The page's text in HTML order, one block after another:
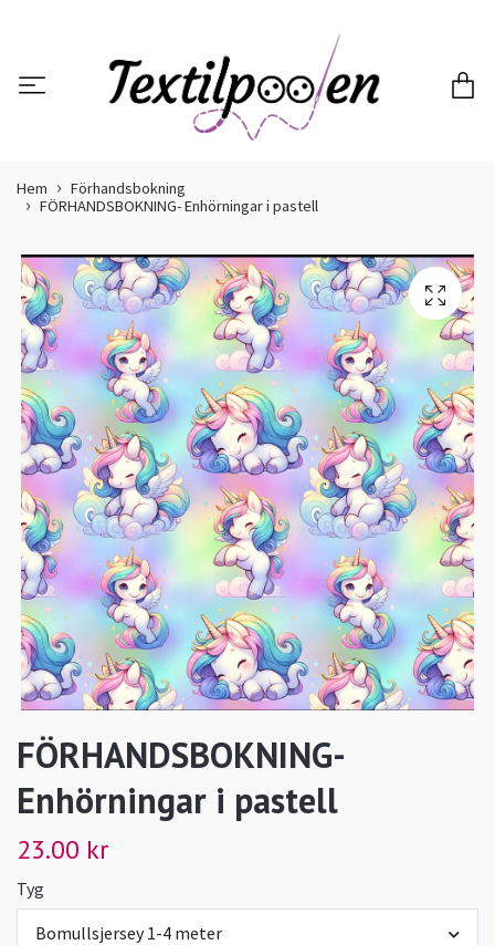
Hem
Förhandsbokning
FÖRHANDSBOKNING- Enhörningar i pastell
FÖRHANDSBOKNING-
Enhörningar i pastell
23.00 kr
Tyg
Bomullsjersey 1-4 meter